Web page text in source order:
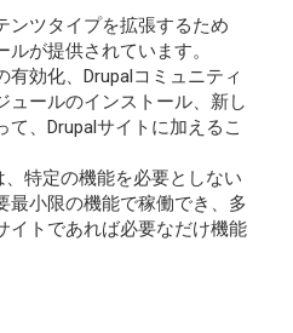
ンツタイプを拡張するため
が提供されています。
効化、Drupalコミュニティ
ュールのインストール、新し
、Drupalサイトに加えるこ
、特定の機能を必要としない
最小限の機能で稼働でき、多
イトであれば必要なだけ機能